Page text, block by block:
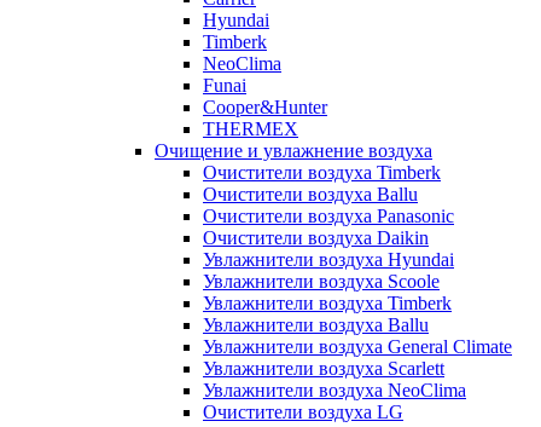
Hyundai
Timberk
NeoClima
Funai
Cooper&Hunter
THERMEX
Очищение и увлажнение воздуха
Очистители воздуха Timberk
Очистители воздуха Ballu
Очистители воздуха Panasonic
Очистители воздуха Daikin
Увлажнители воздуха Hyundai
Увлажнители воздуха Scoole
Увлажнители воздуха Timberk
Увлажнители воздуха Ballu
Увлажнители воздуха General Climate
Увлажнители воздуха Scarlett
Увлажнители воздуха NeoClima
Очистители воздуха LG